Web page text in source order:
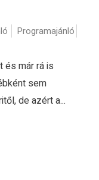
Programajánló
és már rá is
sem
de azért a...